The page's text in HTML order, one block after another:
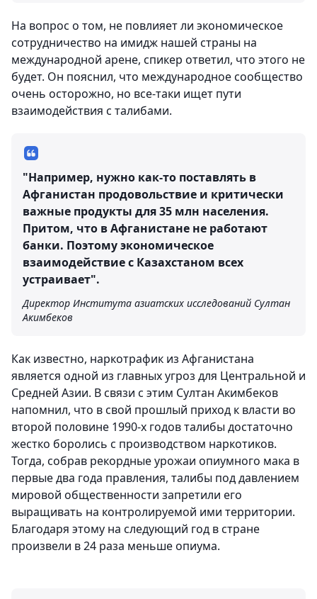
На вопрос о том, не повлияет ли экономическое
сотрудничество на имидж нашей страны на
международной арене, спикер ответил, что этого не
будет. Он пояснил, что международное сообщество
очень осторожно, но все-таки ищет пути
взаимодействия с талибами.
"Например, нужно как-то поставлять в
Афганистан продовольствие и критически
важные продукты для 35 млн населения.
Притом, что в Афганистане не работают
банки. Поэтому экономическое
взаимодействие с Казахстаном всех
устраивает".
Директор Института азиатских исследований Султан
Акимбеков
Как известно, наркотрафик из Афганистана
является одной из главных угроз для Центральной и
Средней Азии. В связи с этим Султан Акимбеков
напомнил, что в свой прошлый приход к власти во
второй половине 1990-х годов талибы достаточно
жестко боролись с производством наркотиков.
Тогда, собрав рекордные урожаи опиумного мака в
первые два года правления, талибы под давлением
мировой общественности запретили его
выращивать на контролируемой ими территории.
Благодаря этому на следующий год в стране
произвели в 24 раза меньше опиума.